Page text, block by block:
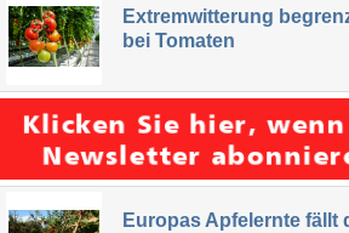
Extremwitterung
bei Tomaten
Europas Apfelernte fällt